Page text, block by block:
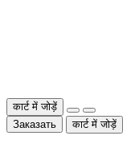
कार्ट में जोड़ें
Заказать
कार्ट में जोड़ें